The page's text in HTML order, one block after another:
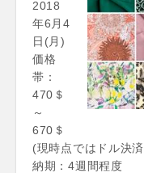
2018
年6月4
日(月)
価格
帯：
470＄
～
670＄
(現時点ではドル決
納期：4週間程度